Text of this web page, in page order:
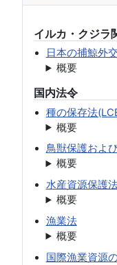
イルカ・クジラ
日本の捕鯨外
概要
国内法令
種の保存法
概要
鳥獣保護およ
概要
水産資源保護
概要
漁業法
概要
国際漁業資源